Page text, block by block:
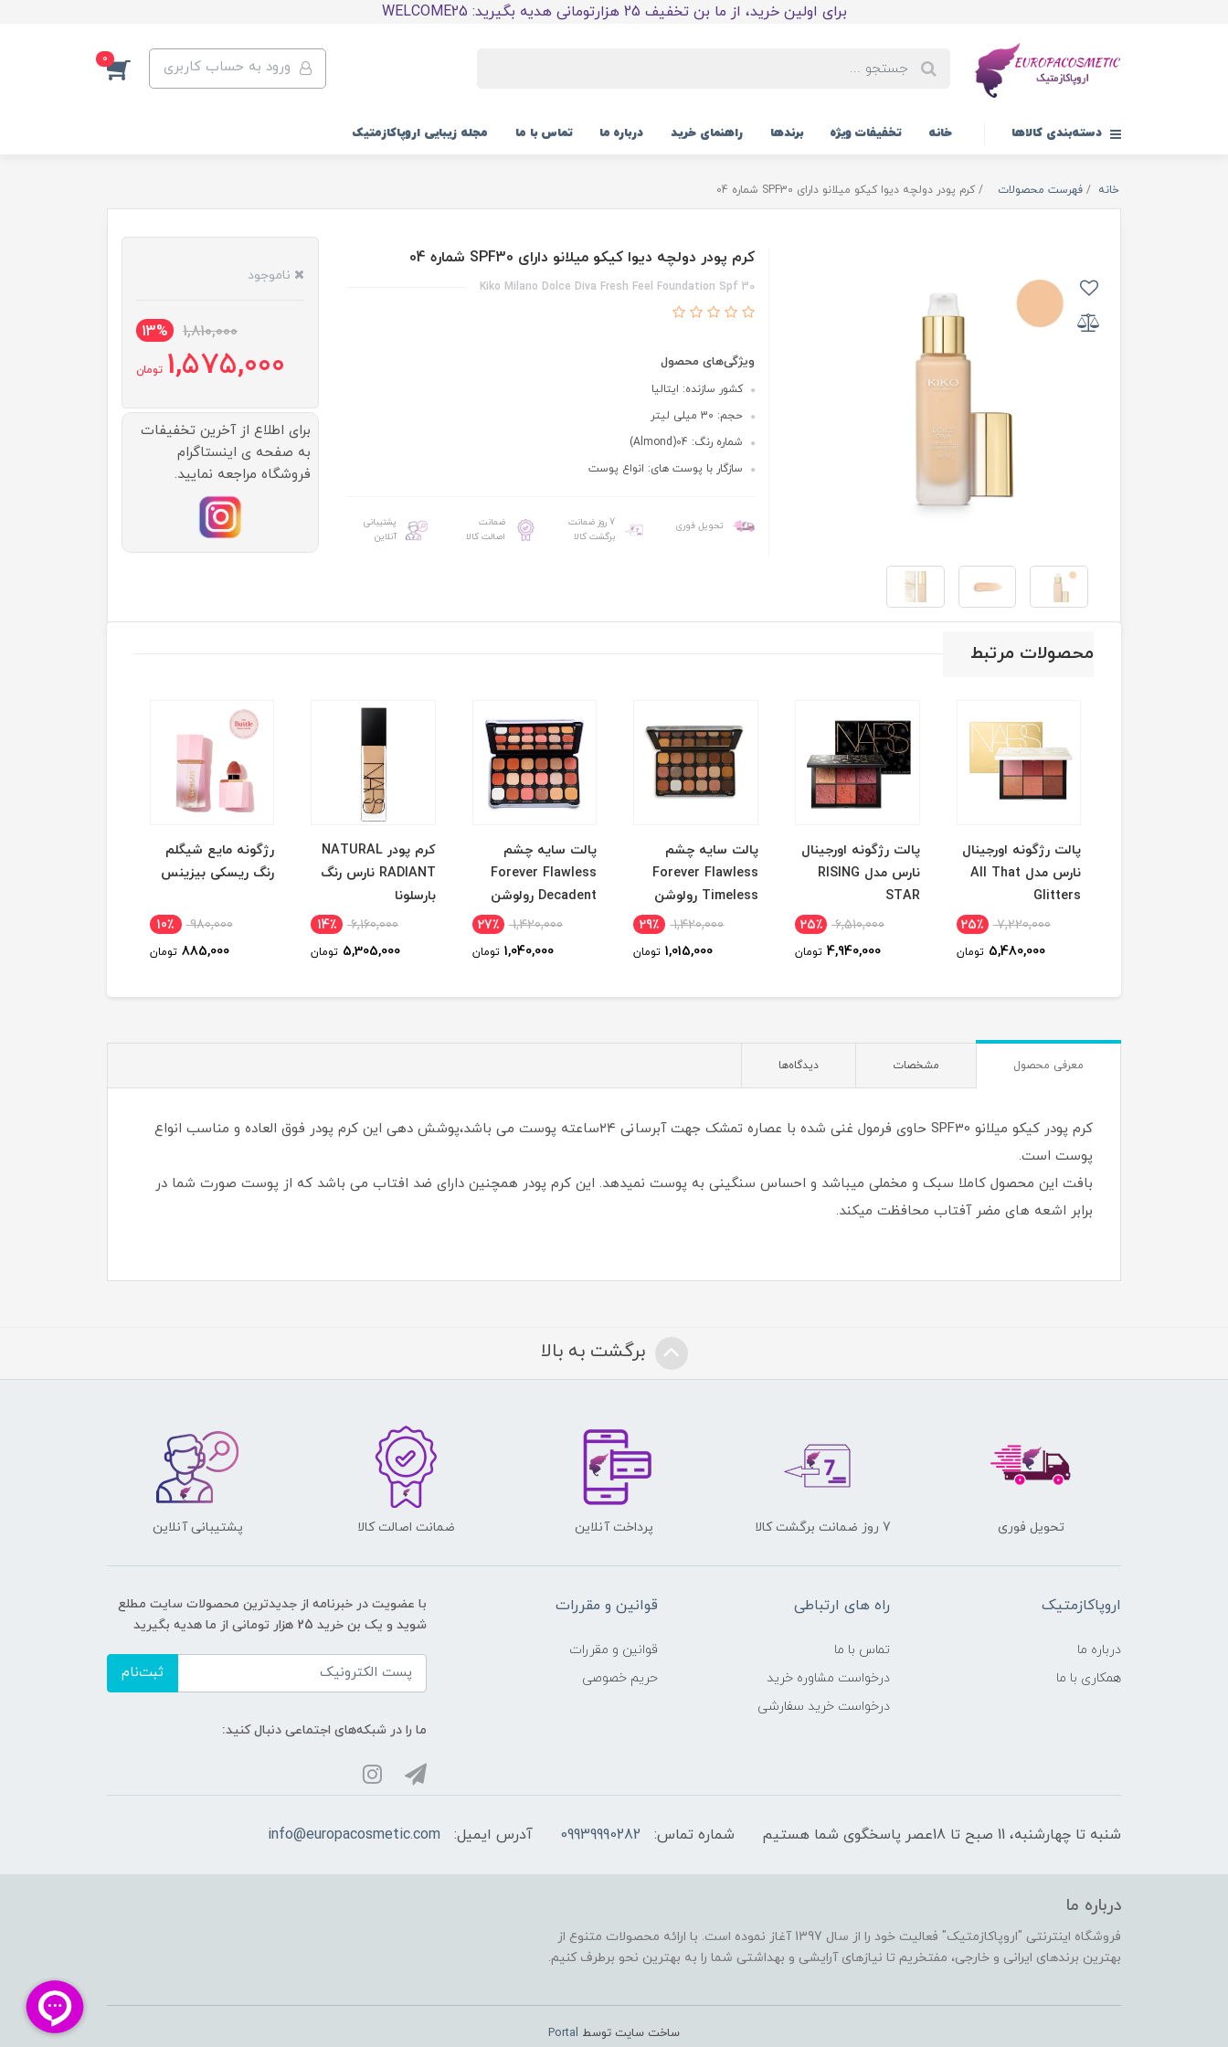
برای اولین خرید، از ما بن تخفیف 25 هزارتومانی هدیه بگیرید: WELCOME25
ورود به حساب کاربری 0
دسته‌بندی کالاها خانه تخفیفات ویژه برندها راهنمای خرید درباره ما تماس با ما مجله زیبایی اروپاکازمتیک
خانه فهرست محصولات کرم پودر دولچه دیوا کیکو میلانو دارای SPF30 شماره 04
کرم پودر دولچه دیوا کیکو میلانو دارای SPF30 شماره 04
Kiko Milano Dolce Diva Fresh Feel Foundation Spf 30
ویژگی‌های محصول
کشور سازنده: ایتالیا
حجم: 30 میلی لیتر
شماره رنگ: 04(Almond)
سازگار با پوست های: انواع پوست
تحویل فوری
7 روز ضمانت
برگشت کالا
ضمانت
اصالت کالا
پشتیبانی
آنلاین
ناموجود
1,810,000
13%
1,575,000 تومان
برای اطلاع از آخرین تخفیفات
به صفحه ی اینستاگرام
فروشگاه مراجعه نمایید.
محصولات مرتبط
پالت رژگونه اورجینال
نارس مدل All That
Glitters
7,220,000 25٪
5,480,000 تومان
پالت رژگونه اورجینال
نارس مدل RISING
STAR
6,510,000 25٪
4,940,000 تومان
پالت سایه چشم
Forever Flawless
Timeless رولوشن
1,420,000 29٪
1,015,000 تومان
پالت سایه چشم
Forever Flawless
Decadent رولوشن
1,420,000 27٪
1,040,000 تومان
کرم پودر NATURAL
RADIANT نارس رنگ
بارسلونا
6,160,000 14٪
5,305,000 تومان
رژگونه مایع شیگلم
رنگ ریسکی بیزینس
980,000 10٪
885,000 تومان
معرفی محصول مشخصات دیدگاه‌ها
کرم پودر کیکو میلانو SPF30 حاوی فرمول غنی شده با عصاره تمشک جهت آبرسانی ۲۴ساعته پوست می باشد،پوشش دهی این کرم پودر فوق العاده و مناسب انواع
پوست است.
بافت این محصول کاملا سبک و مخملی میباشد و احساس سنگینی به پوست نمیدهد. این کرم پودر همچنین دارای ضد افتاب می باشد که از پوست صورت شما در
برابر اشعه های مضر آفتاب محافظت میکند.
برگشت به بالا
تحویل فوری 7 روز ضمانت برگشت کالا پرداخت آنلاین ضمانت اصالت کالا پشتیبانی آنلاین
اروپاکازمتیک
درباره ما
همکاری با ما
راه های ارتباطی
تماس با ما
درخواست مشاوره خرید
درخواست خرید سفارشی
قوانین و مقررات
قوانین و مقررات
حریم خصوصی
با عضویت در خبرنامه از جدیدترین محصولات سایت مطلع
شوید و یک بن خرید 25 هزار تومانی از ما هدیه بگیرید
ثبت‌نام
ما را در شبکه‌های اجتماعی دنبال کنید:
شنبه تا چهارشنبه، 11 صبح تا 18عصر پاسخگوی شما هستیم شماره تماس: 09939990282 آدرس ایمیل: info@europacosmetic.com
درباره ما
فروشگاه اینترنتی "اروپاکازمتیک" فعالیت خود را از سال 1397 آغاز نموده است. با ارائه محصولات متنوع از
بهترین برندهای ایرانی و خارجی، مفتخریم تا نیازهای آرایشی و بهداشتی شما را به بهترین نحو برطرف کنیم.
ساخت سایت توسط Portal